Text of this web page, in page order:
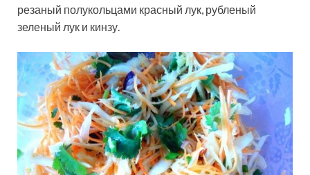
резаный полукольцами красный лук, рубленый
зеленый лук и кинзу.